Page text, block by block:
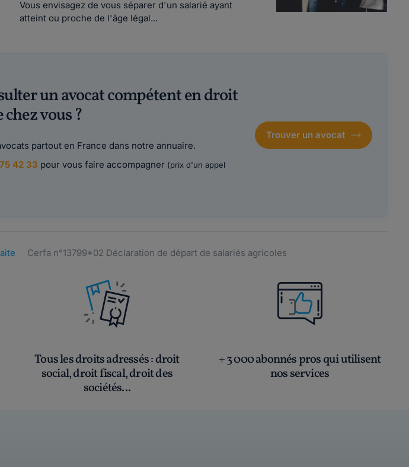
Vous envisagez de vous séparer d'un salarié ayant
atteint ou proche de l'âge légal...
un avocat compétent en droit
vous ?
partout en France dans notre annuaire.
42 33 pour vous faire accompagner (prix d'un appel
Trouver un avocat
Cerfa n°13799*02 Déclaration de départ de salariés agricoles
Tous les droits adressés: droit
social, droit fiscal, droit des
sociétés...
+ 3 000 abonnés pros qui utilisent
nos services